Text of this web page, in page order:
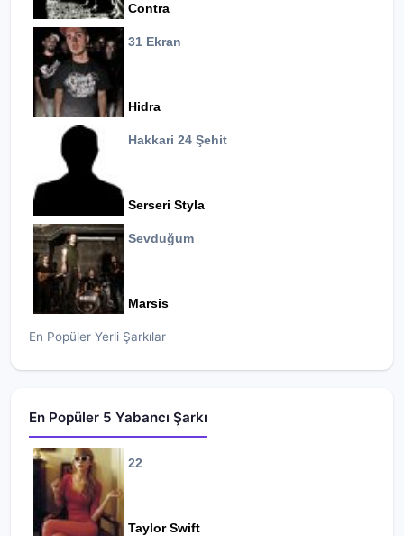
Contra
31 Ekran
Hidra
Hakkari 24 Şehit
Serseri Styla
Sevduğum
Marsis
En Popüler Yerli Şarkılar
En Popüler 5 Yabancı Şarkı
22
Taylor Swift